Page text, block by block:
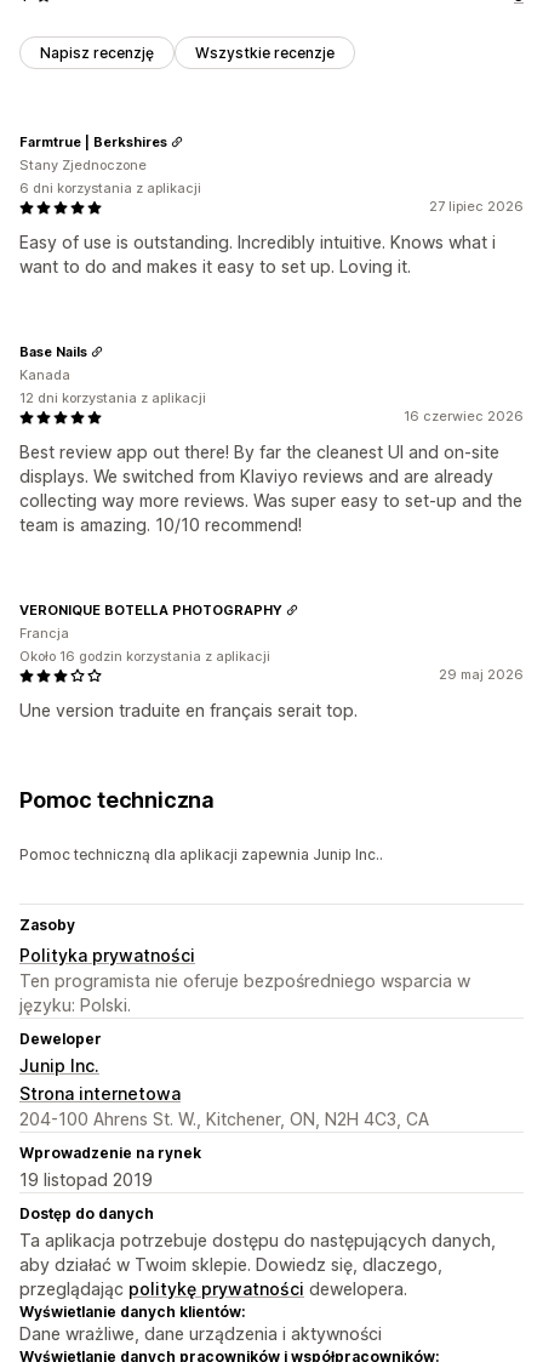
Napisz recenzję Wszystkie recenzje
27 lipiec 2026
Easy of use is outstanding. Incredibly intuitive. Knows what i
want to do and makes it easy to set up. Loving it.
Farmtrue | Berkshires
Stany Zjednoczone
6 dni korzystania z aplikacji
16 czerwiec 2026
Best review app out there! By far the cleanest UI and on-site
displays. We switched from Klaviyo reviews and are already
collecting way more reviews. Was super easy to set-up and the
team is amazing. 10/10 recommend!
Base Nails
Kanada
12 dni korzystania z aplikacji
29 maj 2026
Une version traduite en français serait top.
VERONIQUE BOTELLA PHOTOGRAPHY
Francja
Około 16 godzin korzystania z aplikacji
Pomoc techniczna
Pomoc techniczną dla aplikacji zapewnia Junip Inc..
Zasoby
Polityka prywatności
Ten programista nie oferuje bezpośredniego wsparcia w
języku: Polski.
Deweloper
Junip Inc.
Strona internetowa
204-100 Ahrens St. W., Kitchener, ON, N2H 4C3, CA
Wprowadzenie na rynek
19 listopad 2019
Dostęp do danych
Ta aplikacja potrzebuje dostępu do następujących danych,
aby działać w Twoim sklepie. Dowiedz się, dlaczego,
przeglądając politykę prywatności dewelopera.
Wyświetlanie danych klientów:
Dane wrażliwe, dane urządzenia i aktywności
Wyświetlanie danych pracowników i współpracowników: